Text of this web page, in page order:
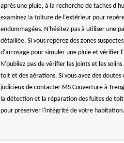
après une pluie, à la recherche de taches
examinez la toiture de l'extérieur pour
endommagées. N'hésitez pas à utiliser une
détaillée. Si vous repérez des zones
d'arrosage pour simuler une pluie et vérifier
N'oubliez pas de vérifier les joints et les
toit et des aérations. Si vous avez des
judicieux de contacter MS Couverture à
la détection et la réparation des fuites de
pour préserver l'intégrité de votre habitation.